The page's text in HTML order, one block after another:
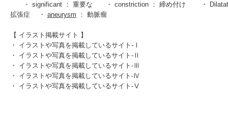
・ significant ： 重要な ・ constriction ： 締め付け ・
拡張症 ・ aneurysm ： 動脈瘤
【 イラスト掲載サイト 】
・ イラストや写真を掲載しているサイト-Ⅰ
・ イラストや写真を掲載しているサイト-Ⅱ
・ イラストや写真を掲載しているサイト-Ⅲ
・ イラストや写真を掲載しているサイト-Ⅳ
・ イラストや写真を掲載しているサイト-Ⅴ